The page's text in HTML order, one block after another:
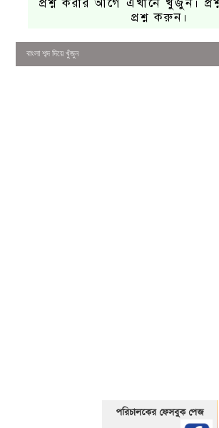
প্রশ্ন করুন।
পরিচালকের ফেসবুক পেজ